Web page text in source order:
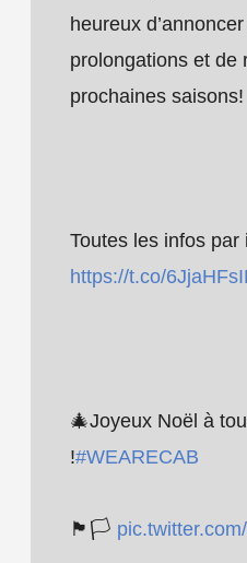
heureux
prolongations et de
prochaines saisons!
Toutes les infos par
https://t.co/
🎄Joyeux Noël à
!#WEARECAB
🏴🏳️